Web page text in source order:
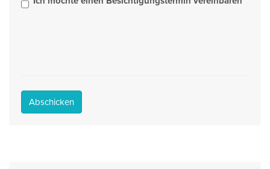
Abschicken